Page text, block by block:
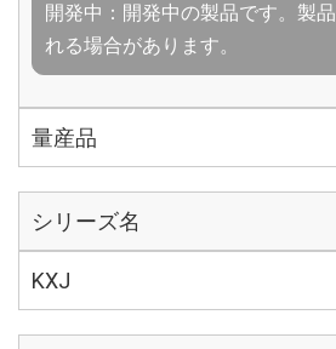
開発中：開発中の製品です。製
れる場合があります。
量産品
シリーズ名
KXJ